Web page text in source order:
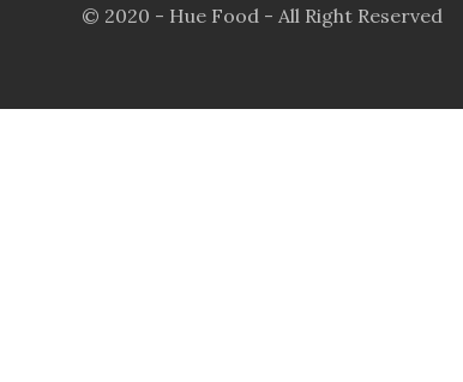
© 2020 - Hue Food - All Right Reserved